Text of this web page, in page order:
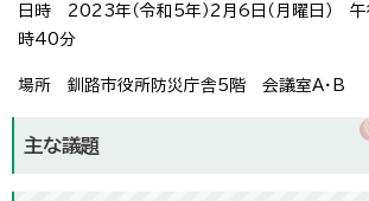
日時 2023年（令和5年）2月6日（月曜日）
時40分
場所 釧路市役所防災庁舎5階 会議室A・B
主な議題